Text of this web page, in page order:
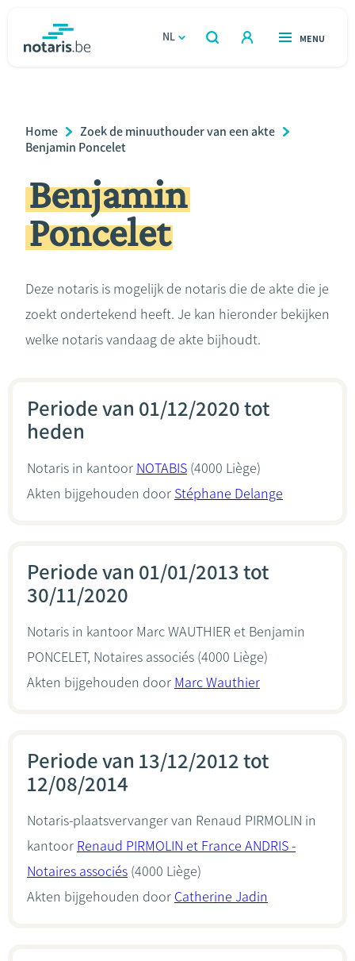
gaan
NL
OPEN
ZOEKEN
OPEN
MENU
Relatie & samenleven
Erven & schenken
Ondernemen
Rekenmodules
Breadcrumb
Home
Zoek de minuuthouder van een akte
Benjamin Poncelet
Benjamin
Poncelet
Deze notaris is mogelijk de notaris die de akte die je
zoekt ondertekend heeft. Je kan hieronder bekijken
welke notaris vandaag de akte bijhoudt.
Periode van 01/12/2020 tot
heden
Notaris in kantoor NOTABIS (4000 Liège)
Akten bijgehouden door Stéphane Delange
Periode van 01/01/2013 tot
30/11/2020
Notaris in kantoor Marc WAUTHIER et Benjamin
PONCELET, Notaires associés (4000 Liège)
Akten bijgehouden door Marc Wauthier
Periode van 13/12/2012 tot
12/08/2014
Notaris-plaatsvervanger van Renaud PIRMOLIN in
kantoor Renaud PIRMOLIN et France ANDRIS -
Notaires associés (4000 Liège)
Akten bijgehouden door Catherine Jadin